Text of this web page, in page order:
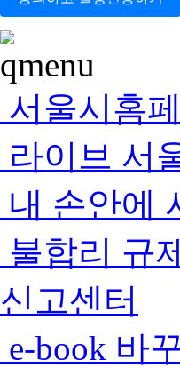
서울시홈
라이브 서
내 손안에
불합리 규
신고센터
e-book 바